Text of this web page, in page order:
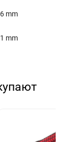
mm
mm